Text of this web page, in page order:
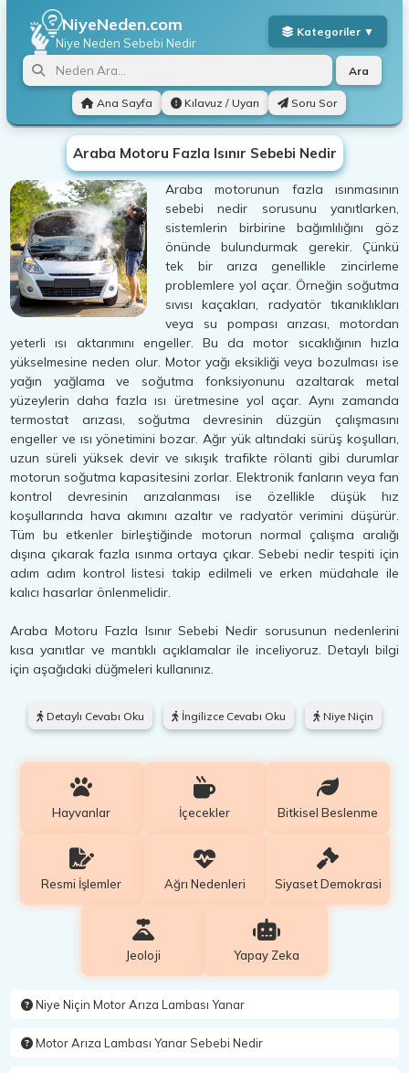
NiyeNeden.com
Niye Neden Sebebi Nedir
Ana Sayfa Kılavuz / Uyarı Soru Sor
Ara
Araba Motoru Fazla Isınır Sebebi Nedir
Araba motorunun fazla ısınmasının
sebebi nedir sorusunu yanıtlarken,
sistemlerin birbirine bağımlılığını göz
önünde bulundurmak gerekir. Çünkü
tek bir arıza genellikle zincirleme
problemlere yol açar. Örneğin soğutma
sıvısı kaçakları, radyatör tıkanıklıkları
veya su pompası arızası, motordan
yeterli ısı aktarımını engeller. Bu da motor sıcaklığının hızla
yükselmesine neden olur. Motor yağı eksikliği veya bozulması ise
yağın yağlama ve soğutma fonksiyonunu azaltarak metal
yüzeylerin daha fazla ısı üretmesine yol açar. Aynı zamanda
termostat arızası, soğutma devresinin düzgün çalışmasını
engeller ve ısı yönetimini bozar. Ağır yük altındaki sürüş koşulları,
uzun süreli yüksek devir ve sıkışık trafikte rölanti gibi durumlar
motorun soğutma kapasitesini zorlar. Elektronik fanların veya fan
kontrol devresinin arızalanması ise özellikle düşük hız
koşullarında hava akımını azaltır ve radyatör verimini düşürür.
Tüm bu etkenler birleştiğinde motorun normal çalışma aralığı
dışına çıkarak fazla ısınma ortaya çıkar. Sebebi nedir tespiti için
adım adım kontrol listesi takip edilmeli ve erken müdahale ile
kalıcı hasarlar önlenmelidir.
Araba Motoru Fazla Isınır Sebebi Nedir sorusunun nedenlerini
kısa yanıtlar ve mantıklı açıklamalar ile inceliyoruz. Detaylı bilgi
için aşağıdaki düğmeleri kullanınız.
Detaylı Cevabı Oku İngilizce Cevabı Oku Niye Niçin
Hayvanlar İçecekler Bitkisel Beslenme
Resmi İşlemler Ağrı Nedenleri Siyaset Demokrasi
Jeoloji Yapay Zeka
Niye Niçin Motor Arıza Lambası Yanar
Motor Arıza Lambası Yanar Sebebi Nedir